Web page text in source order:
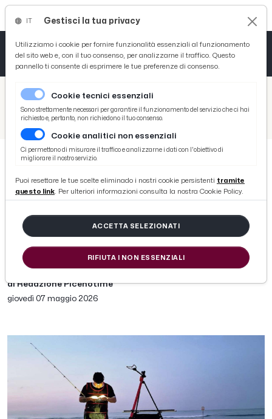
/ Picenotime
/ Sport
Pesca sportiva, l'Apsd San Benedetto organizza la tappa italiana di Golden League a Porto Sant'Elpidio
Pesca sportiva, l'Apsd San
Benedetto organizza la tappa
italiana di Golden League a Porto
Sant'Elpidio
di Redazione Picenotime
giovedì 07 maggio 2026
Gestisci la tua privacy
Utilizziamo i cookie per fornire funzionalità essenziali al funzionamento
del sito web e, con il tuo consenso, per analizzarne il traffico. Questo
pannello ti consente di esprimere le tue preferenze di consenso.
Cookie tecnici essenziali
Sono strettamente necessari per garantire il funzionamento del servizio che ci hai
richiesto e, pertanto, non richiedono il tuo consenso.
Cookie analitici non essenziali
Ci permettono di misurare il traffico e analizzarne i dati con l'obiettivo di
migliorare il nostro servizio.
Puoi resettare le tue scelte eliminado i nostri cookie persistenti tramite
questo link. Per ulteriori informazioni consulta la nostra Cookie Policy.
ACCETTA SELEZIONATI
RIFIUTA I NON ESSENZIALI
Tutto News
Tutto Sport
Basket
Ciclismo
Tutto Curiosità